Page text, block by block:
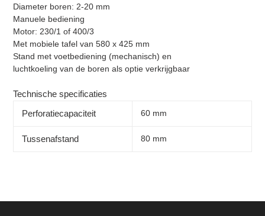
Diameter boren: 2-20 mm
Manuele bediening
Motor: 230/1 of 400/3
Met mobiele tafel van 580 x 425 mm
Stand met voetbediening (mechanisch) en
luchtkoeling van de boren als optie verkrijgbaar
Technische specificaties
Perforatiecapaciteit
60 mm
Tussenafstand 80 mm